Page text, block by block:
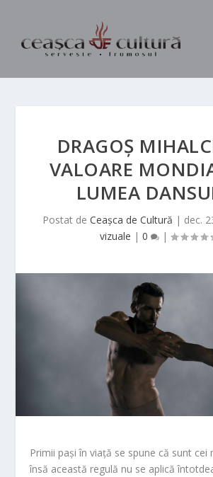
DRAGOȘ
VALOARE
LUMEA
Postat de Ceașca de Cultură | dec.
vizuale | 0 |
Primii pași în viață se spune că sunt
însă această regulă nu se aplică